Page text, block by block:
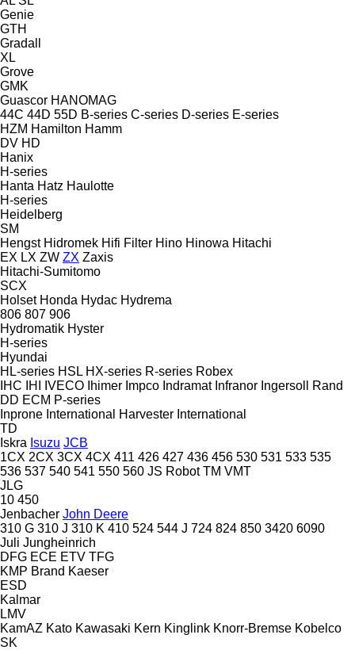
Genie
GTH
Gradall
XL
Grove
GMK
Guascor HANOMAG
44C 44D 55D B-series C-series D-series E-series
HZM Hamilton Hamm
DV HD
Hanix
H-series
Hanta Hatz Haulotte
H-series
Heidelberg
SM
Hengst Hidromek Hifi Filter Hino Hinowa Hitachi
EX LX ZW ZX Zaxis
Hitachi-Sumitomo
SCX
Holset Honda Hydac Hydrema
806 807 906
Hydromatik Hyster
H-series
Hyundai
HL-series HSL HX-series R-series Robex
IHC
IHI IVECO Ihimer Impco Indramat Infranor Ingersoll Rand
DD ECM P-series
Inprone International Harvester International
TD
Iskra Isuzu JCB
1CX 2CX 3CX 4CX 411 426 427 436 456 530 531 533 535
536 537 540 541 550 560 JS Robot TM VMT
JLG
10 450
Jenbacher John Deere
310 G 310 J 310 K 410 524 544 J 724 824 850 3420 6090
Juli Jungheinrich
DFG ECE ETV TFG
KMP Brand Kaeser
ESD
Kalmar
LMV
KamAZ Kato Kawasaki Kern Kinglink Knorr-Bremse Kobelco
SK